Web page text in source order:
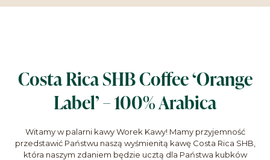
Costa Rica SHB Coffee ‘Orange
Label’ – 100% Arabica
Witamy w palarni kawy Worek Kawy! Mamy przyjemność
przedstawić Państwu naszą wyśmienitą kawę Costa Rica SHB,
która naszym zdaniem będzie ucztą dla Państwa kubków